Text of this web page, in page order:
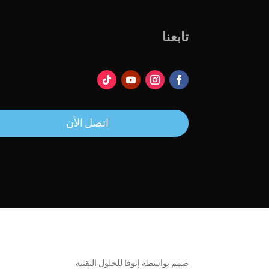
تابعنا
اتصل الأن
صمم بواسطة إنوفا للحلول التقنية